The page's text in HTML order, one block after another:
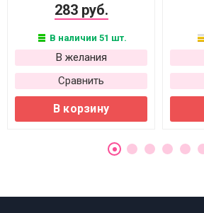
283 руб.
В наличии 51 шт.
В желания
Сравнить
В корзину